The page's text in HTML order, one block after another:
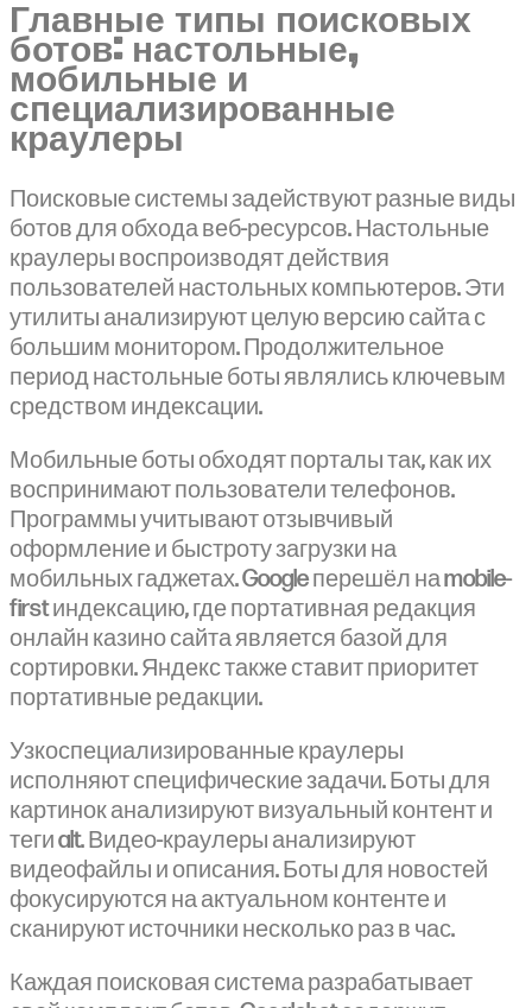
Главные типы поисковых
ботов: настольные,
мобильные и
специализированные
краулеры
Поисковые системы задействуют разные виды
ботов для обхода веб-ресурсов. Настольные
краулеры воспроизводят действия
пользователей настольных компьютеров. Эти
утилиты анализируют целую версию сайта с
большим монитором. Продолжительное
период настольные боты являлись ключевым
средством индексации.
Мобильные боты обходят порталы так, как их
воспринимают пользователи телефонов.
Программы учитывают отзывчивый
оформление и быстроту загрузки на
мобильных гаджетах. Google перешёл на mobile-
first индексацию, где портативная редакция
онлайн казино сайта является базой для
сортировки. Яндекс также ставит приоритет
портативные редакции.
Узкоспециализированные краулеры
исполняют специфические задачи. Боты для
картинок анализируют визуальный контент и
теги alt. Видео-краулеры анализируют
видеофайлы и описания. Боты для новостей
фокусируются на актуальном контенте и
сканируют источники несколько раз в час.
Каждая поисковая система разрабатывает